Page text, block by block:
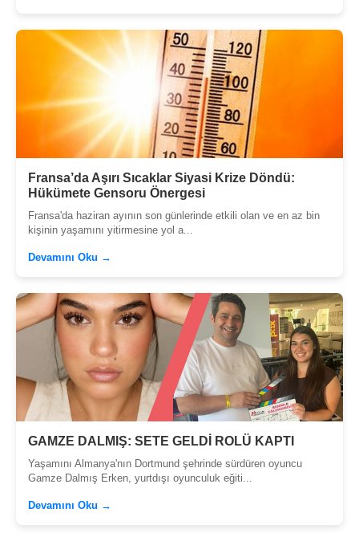
Fransa’da Aşırı Sıcaklar Siyasi Krize Döndü:
Hükümete Gensoru Önergesi
Fransa'da haziran ayının son günlerinde etkili olan ve en az bin
kişinin yaşamını yitirmesine yol a...
Devamını Oku →
GAMZE DALMIŞ: SETE GELDİ ROLÜ KAPTI
Yaşamını Almanya'nın Dortmund şehrinde sürdüren oyuncu
Gamze Dalmış Erken, yurtdışı oyunculuk eğiti...
Devamını Oku →